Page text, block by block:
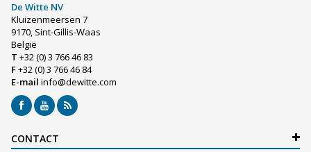
De Witte NV
Kluizenmeersen 7
9170, Sint-Gillis-Waas
België
T +32 (0) 3 766 46 83
F+32 (0) 3 766 46 84
E-mail info@dewitte.com
CONTACT